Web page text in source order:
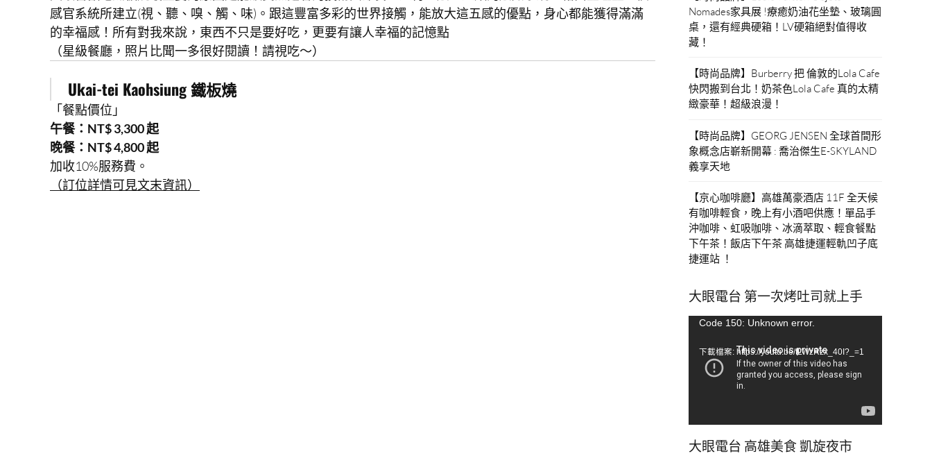
感官系統所建立(視、聽、嗅、觸、味)。跟這豐富多彩的世界接觸，能放大這五感的優點，身心都能獲得滿滿
的幸福感！所有對我來說，東西不只是要好吃，更要有讓人幸福的記憶點
（星級餐廳，照片比聞一多很好閱讀！請視吃～）
Ukai-tei Kaohsiung 鐵板燒
「餐點價位」
午餐：NT$ 3,300 起
晚餐：NT$ 4,800 起
加收10%服務費。
（訂位詳情可見文末資訊）
Nomades家具展 !療癒奶油花坐墊、玻璃圓
桌，還有經典硬箱！LV硬箱絕對值得收
藏！
【時尚品牌】Burberry 把 倫敦的Lola Cafe
快閃搬到台北！奶茶色Lola Cafe 真的太精
緻豪華！超級浪漫！
【時尚品牌】GEORG JENSEN 全球首間形
象概念店嶄新開幕 : 喬治傑生E-SKYLAND
義享天地
【京心咖啡廳】高雄萬豪酒店 11F 全天候
有咖啡輕食，晚上有小酒吧供應！單品手
沖咖啡、虹吸咖啡、冰滴萃取、輕食餐點
下午茶！飯店下午茶 高雄捷運輕軌凹子底
捷運站 ！
大眼電台 第一次烤吐司就上手
視Code 150: Unknown error.
下載檔案: https://youtu.be/tLWzRzx_40I?_=1
大眼電台 高雄美食 凱旋夜市